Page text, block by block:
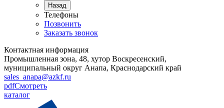
Назад
Телефоны
Позвонить
Заказать звонок
Контактная информация
Промышленная зона, 48, хутор Воскресенский,
муниципальный округ Анапа, Краснодарский край
sales_anapa@azkf.ru
pdfСмотреть
каталог